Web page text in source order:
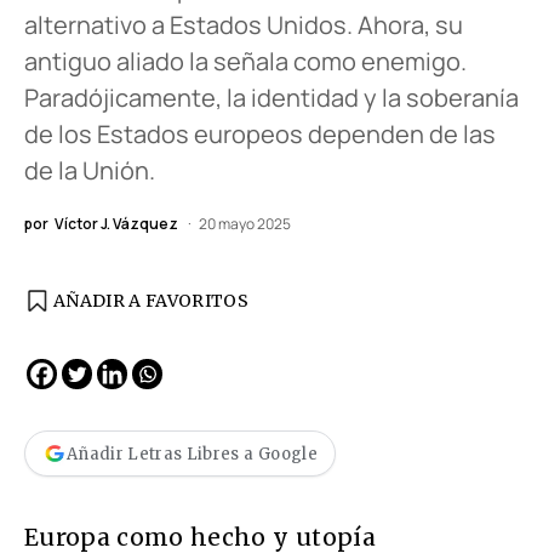
alternativo a Estados Unidos. Ahora, su
antiguo aliado la señala como enemigo.
Paradójicamente, la identidad y la soberanía
de los Estados europeos dependen de las
de la Unión.
por Víctor J. Vázquez 20 mayo 2025
AÑADIR A FAVORITOS
Añadir Letras Libres a Google
Europa como hecho y utopía